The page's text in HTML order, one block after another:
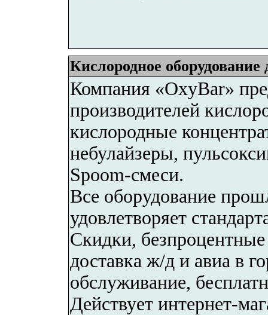
Кислородное
Компания «OxyBar»
производителей
кислородные
небулайзеры,
Spoom-смеси.
Все оборудование
удовлетворяет
Скидки,
доставка ж/д и авиа в
обслуживание,
Действует интернет-